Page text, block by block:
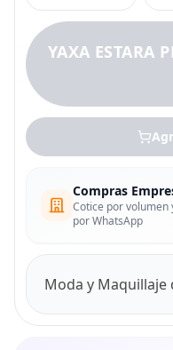
YAXA ESTARA
Compras
Cotice por volumen
por WhatsApp
Moda y Maquillaje